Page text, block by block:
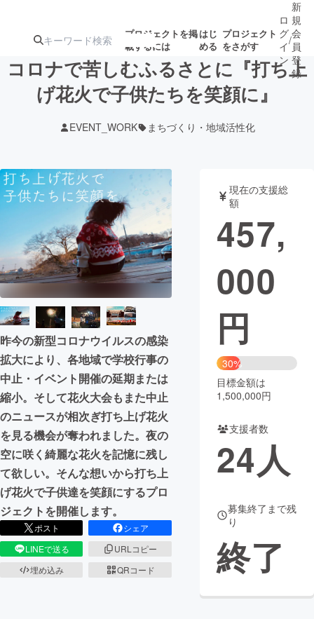
プロジェクトを掲
載するには
はじ
める
プロジェクト
をさがす
ターン
ジェクト
募集終了が近いプ
ロジェクト
されます
アート・写真 音楽
テクノロジー・ガジェット ゲーム・サ
映像・映画
ビジネス・起業
まちづくり・地域活性化
CAMPFIRE for Social Good
CAMPFIRE Creation
CAMPFIREふるさと納税machi-ya コミュニティ
ロ
グ
イ
ン
/
新
規
会
員
登
録
コロナで苦しむふるさとに『打ち上
げ花火で子供たちを笑顔に』
EVENT_WORK まちづくり・地域活性化
昨今の新型コロナウイルスの感染
拡大により、各地域で学校行事の
中止・イベント開催の延期または
縮小。そして花火大会もまた中止
のニュースが相次ぎ打ち上げ花火
を見る機会が奪われました。夜の
空に咲く綺麗な花火を記憶に残し
て欲しい。そんな想いから打ち上
げ花火で子供達を笑顔にするプロ
ジェクトを開催します。
ポスト
シェア
LINEで送る
URLコピー
埋め込み
QRコード
現在の支援総
額
457,
000
円
30%
目標金額は
1,500,000円
支援者数
24人
募集終了まで残
り
終了